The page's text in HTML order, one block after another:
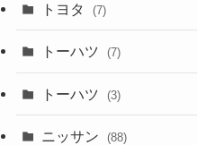
トヨタ (7)
トーハツ (7)
トーハツ (3)
ニッサン (88)